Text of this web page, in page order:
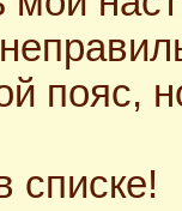
пояс,
списке!